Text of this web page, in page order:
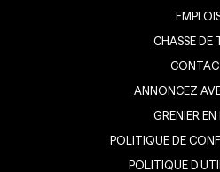
CHASSE DE
ANNONCEZ
GRENIER EN
POLITIQUE DE
POLITIQUE